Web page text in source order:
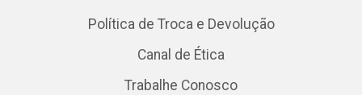
Política de Troca e Devolução
Canal de Ética
Trabalhe Conosco